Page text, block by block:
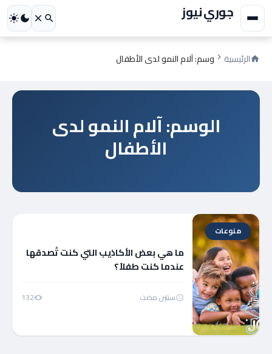
جوري نيوز
الرئيسية وسم: آلام النمو لدى الأطفال
الوسم: آلام النمو لدى
الأطفال
منوعات
ما هي بعض الأكاذيب التي كنت تُصدقها
عندما كنت طفلاً؟
سنتين مضت 132